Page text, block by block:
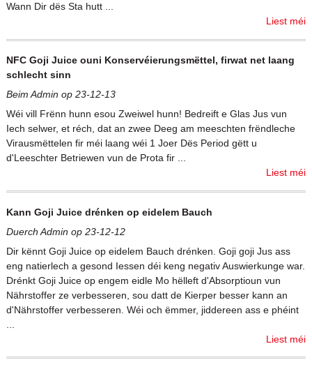
Wann Dir dës Sta hutt ...
Liest méi
NFC Goji Juice ouni Konservéierungsmëttel, firwat net laang
schlecht sinn
Beim Admin op 23-12-13
Wéi vill Frënn hunn esou Zweiwel hunn! Bedreift e Glas Jus vun
Iech selwer, et réch, dat an zwee Deeg am meeschten frëndleche
Virausmëttelen fir méi laang wéi 1 Joer Dës Period gëtt u
d'Leeschter Betriewen vun de Prota fir ...
Liest méi
Kann Goji Juice drénken op eidelem Bauch
Duerch Admin op 23-12-12
Dir kënnt Goji Juice op eidelem Bauch drénken. Goji goji Jus ass
eng natierlech a gesond Iessen déi keng negativ Auswierkunge war.
Drénkt Goji Juice op engem eidle Mo hëlleft d'Absorptioun vun
Nährstoffer ze verbesseren, sou datt de Kierper besser kann an
d'Nährstoffer verbesseren. Wéi och ëmmer, jiddereen ass e phéint
Liest méi